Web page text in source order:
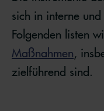
sich in interne
Folgenden listen
Maßnahmen,
zielführend sind.